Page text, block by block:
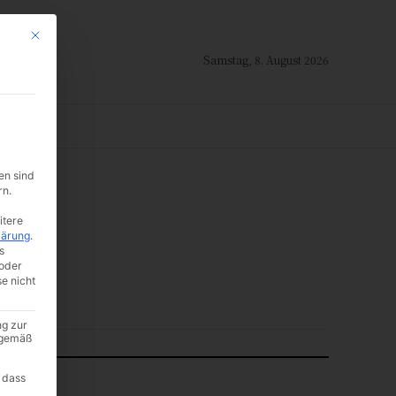
Samstag, 8. August 2026
Mit diesem Button wird der Dialog geschlossen. Seine Funktionalität ist
sind
.
nicht
zur